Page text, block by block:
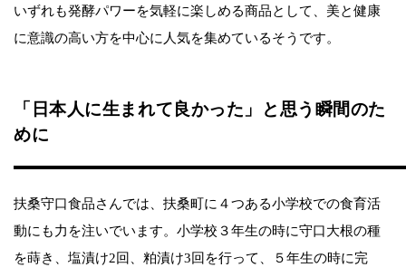
いずれも発酵パワーを気軽に楽しめる商品として、美と健康
に意識の高い方を中心に人気を集めているそうです。
「日本人に生まれて良かった」と思う瞬間のた
めに
扶桑守口食品さんでは、扶桑町に４つある小学校での食育活
動にも力を注いでいます。小学校３年生の時に守口大根の種
を蒔き、塩漬け2回、粕漬け3回を行って、５年生の時に完